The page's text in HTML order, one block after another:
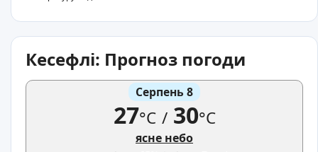
Кесефлі: Прогноз погоди
Серпень 8
27°C /30°C
ясне небо